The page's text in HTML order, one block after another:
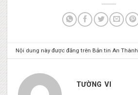
Nội dung này được đăng trên Bản tin An Thành
TƯỜNG VI